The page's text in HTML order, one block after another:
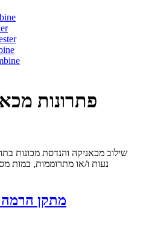
פתרונות
שילוב מכאניקה והנדסת מכונות
נעות ו/או מתרוממות, במות
מתקן הרמה